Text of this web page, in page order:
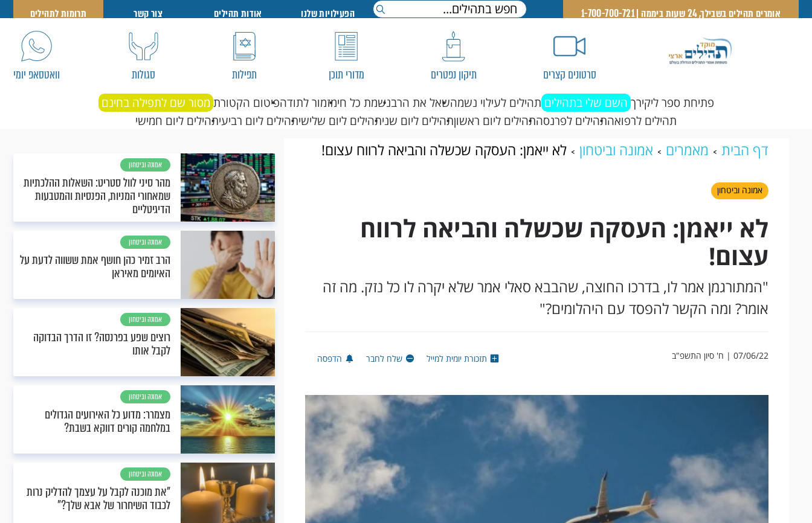
אומרים תהילים בשבילך, 24 שעות ביממה | 1-700-700-721 הפעילויות שלנו אודות תהילים צור קשר תרומות לתהילים
סרטונים קצרים תיקון נפטרים מדורי תוכן תפילות סגולות וואטסאפ יומי
פתיחת ספר ליקירך השם שלי בתהילים תהילים לעילוי נשמהשאל את הרבנשמת כל חימזמור לתודהפיטום הקטורת מסור שם לתפילה בחינם
תהילים לרפואהתהילים לפרנסהתהילים ליום ראשוןתהילים ליום שניתהילים ליום שלישיתהילים ליום רביעיתהילים ליום חמישי
דף הבית מאמרים אמונה וביטחון לא ייאמן: העסקה שכשלה והביאה לרווח עצום!
אמונה וביטחון
לא ייאמן: העסקה שכשלה והביאה לרווח
עצום!
"המתורגמן אמר לו, בדרכו החוצה, שהבבא סאלי אמר שלא יקרה לו כל נזק. מה זה
אומר? ומה הקשר להפסד עם היהלומים?"
07/06/22 | ח' סיון התשפ"ב תזכורת יומית למייל שלח לחבר הדפסה
אמונה וביטחון
מהר סיני לוול סטריט: השאלות ההלכתיות
שמאחורי המניות, הפנסיות והמטבעות
הדיגיטליים
אמונה וביטחון
הרב זמיר כהן חושף אמת ששווה לדעת על
האיומים מאיראן
אמונה וביטחון
רוצים שפע בפרנסה? זו הדרך הבדוקה
לקבל אותו
אמונה וביטחון
מצמרר: מדוע כל האירועים הגדולים
במלחמה קורים דווקא בשבת?
אמונה וביטחון
"את מוכנה לקבל על עצמך להדליק נרות
לכבוד השיחרור של אבא שלך?"